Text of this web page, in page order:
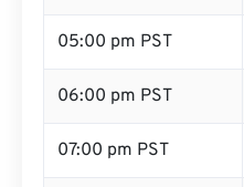
05:00 pm PST
06:00 pm PST
07:00 pm PST